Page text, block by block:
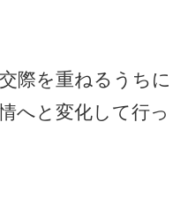
際を重ねるうちに
へと変化して行っ